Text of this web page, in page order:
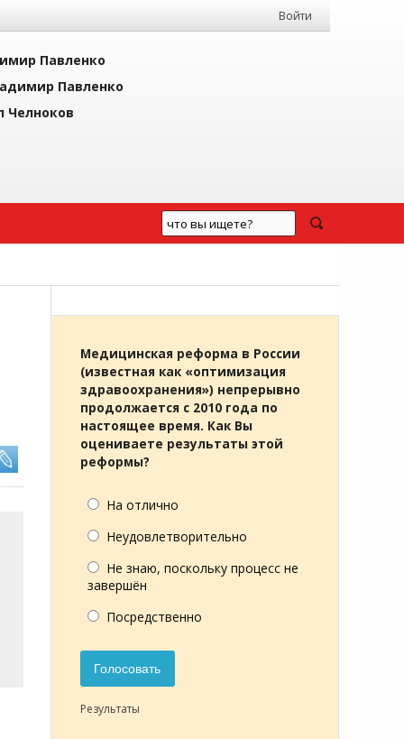
Войти
Павленко
Павленко
Челноков
Медицинская реформа в России
(известная как «оптимизация
здравоохранения») непрерывно
продолжается с 2010 года по
настоящее время. Как Вы
оцениваете результаты этой
реформы?
На отлично
Неудовлетворительно
Не знаю, поскольку процесс не
завершён
Посредственно
Голосовать
Результаты